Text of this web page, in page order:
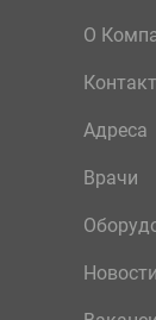
О
Адреса
Врачи
Новости